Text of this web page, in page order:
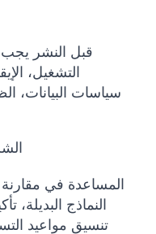
قبل النشر
التشغيل،
سياسات البيانات،
النماذج البديلة،
تنسيق مواعيد